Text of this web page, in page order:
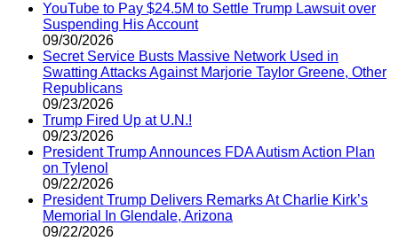
YouTube to Pay $24.5M to Settle Trump Lawsuit over
Suspending His Account
09/30/2026
Secret Service Busts Massive Network Used in
Swatting Attacks Against Marjorie Taylor Greene, Other
Republicans
09/23/2026
Trump Fired Up at U.N.!
09/23/2026
President Trump Announces FDA Autism Action Plan
on Tylenol
09/22/2026
President Trump Delivers Remarks At Charlie Kirk’s
Memorial In Glendale, Arizona
09/22/2026